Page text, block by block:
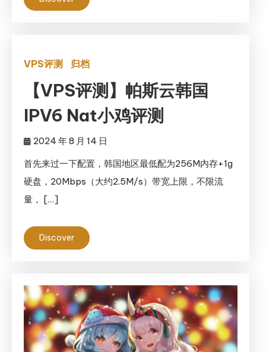
VPS评测 归档
【VPS评测】帕斯云韩国
IPV6 Nat小鸡评测
2024 年 8 月 14 日
首先来过一下配置，韩国地区最低配为256M内存+1g
硬盘，20Mbps（大约2.5M/s）带宽上限，不限流
量， […]
Discover